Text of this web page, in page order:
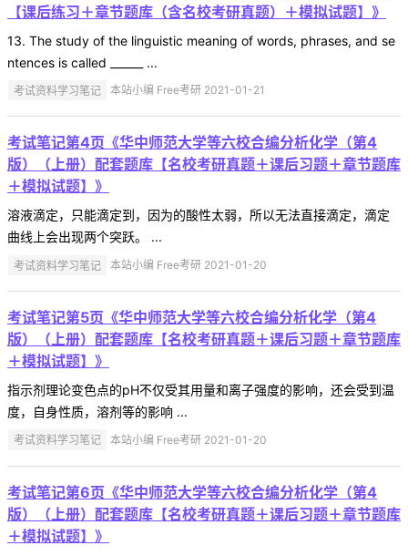
【课后练习＋章节题库（含名校考研真题）＋模拟试题】》
13. The study of the linguistic meaning of words, phrases, and se
ntences is called ______ ...
考试资料学习笔记 本站小编 Free考研 2021-01-21
考试笔记第4页《华中师范大学等六校合编分析化学（第4
版）（上册）配套题库【名校考研真题＋课后习题＋章节题库
＋模拟试题】》
溶液滴定，只能滴定到，因为的酸性太弱，所以无法直接滴定，滴定
曲线上会出现两个突跃。 ...
考试资料学习笔记 本站小编 Free考研 2021-01-20
考试笔记第5页《华中师范大学等六校合编分析化学（第4
版）（上册）配套题库【名校考研真题＋课后习题＋章节题库
＋模拟试题】》
指示剂理论变色点的pH不仅受其用量和离子强度的影响，还会受到温
度，自身性质，溶剂等的影响 ...
考试资料学习笔记 本站小编 Free考研 2021-01-20
考试笔记第6页《华中师范大学等六校合编分析化学（第4
版）（上册）配套题库【名校考研真题＋课后习题＋章节题库
＋模拟试题】》